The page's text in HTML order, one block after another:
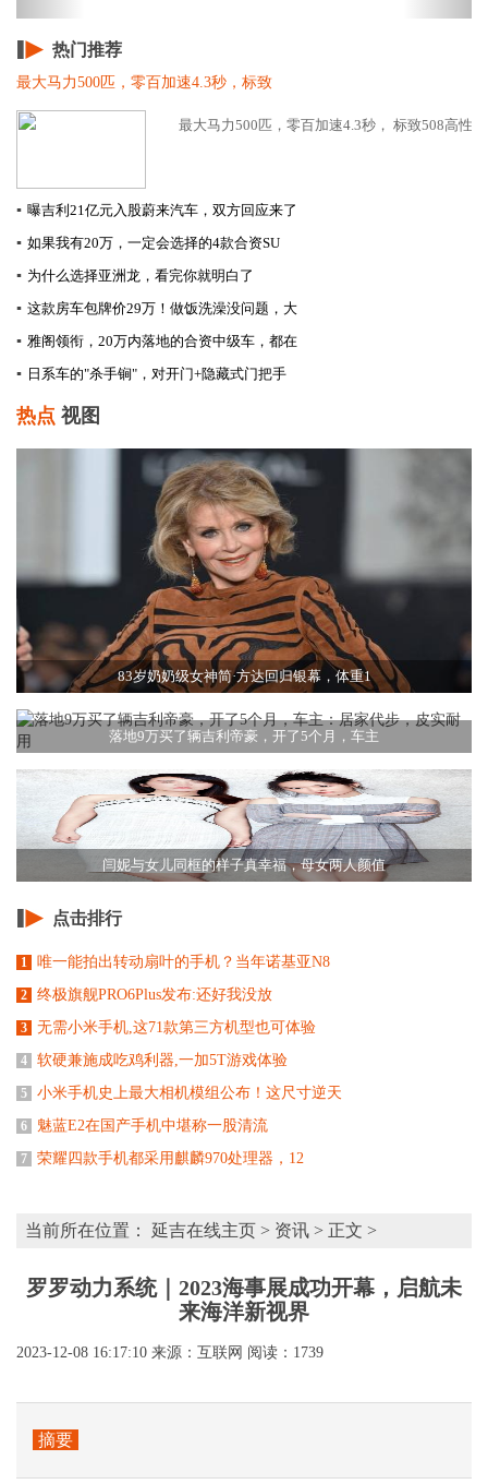
热门推荐
最大马力500匹，零百加速4.3秒，标致
最大马力500匹，零百加速4.3秒， 标致508高性
▪ 曝吉利21亿元入股蔚来汽车，双方回应来了
▪ 如果我有20万，一定会选择的4款合资SU
▪ 为什么选择亚洲龙，看完你就明白了
▪ 这款房车包牌价29万！做饭洗澡没问题，大
▪ 雅阁领衔，20万内落地的合资中级车，都在
▪ 日系车的"杀手锏"，对开门+隐藏式门把手
热点 视图
83岁奶奶级女神简·方达回归银幕，体重1
落地9万买了辆吉利帝豪，开了5个月，车主
闫妮与女儿同框的样子真幸福，母女两人颜值
点击排行
1 唯一能拍出转动扇叶的手机？当年诺基亚N8
2 终极旗舰PRO6Plus发布:还好我没放
3 无需小米手机,这71款第三方机型也可体验
4 软硬兼施成吃鸡利器,一加5T游戏体验
5 小米手机史上最大相机模组公布！这尺寸逆天
6 魅蓝E2在国产手机中堪称一股清流
7 荣耀四款手机都采用麒麟970处理器，12
当前所在位置： 延吉在线主页 > 资讯 > 正文 >
罗罗动力系统｜2023海事展成功开幕，启航未
来海洋新视界
2023-12-08 16:17:10 来源：互联网 阅读：1739
摘要